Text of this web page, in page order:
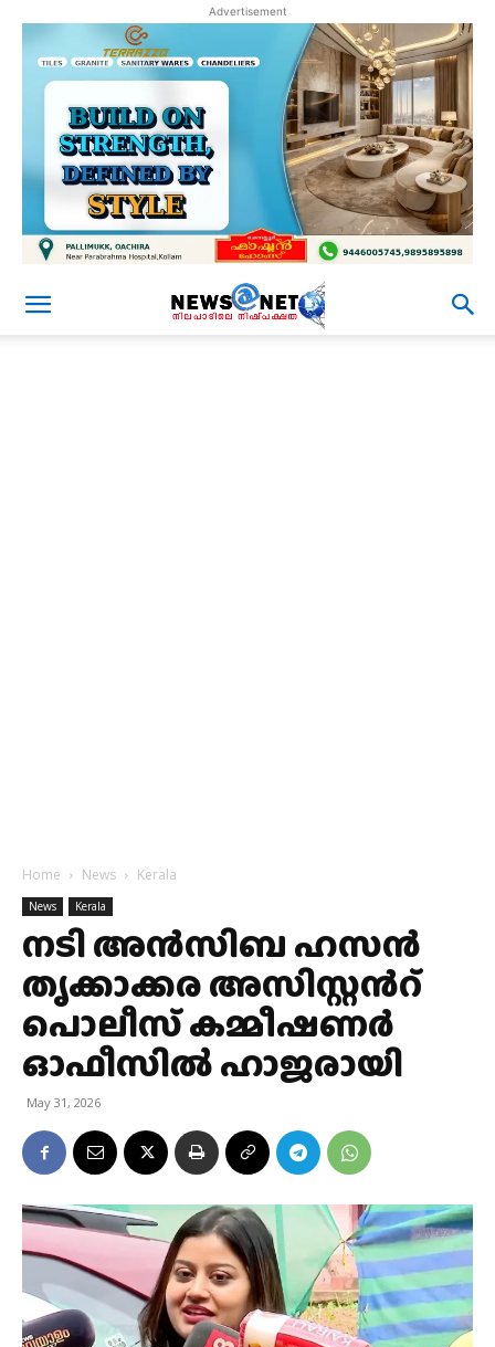
Advertisement
Home News Kerala
News Kerala
നടി അൻസിബ ഹസൻ
തൃക്കാക്കര അസിസ്റ്റന്‍റ്
പൊലീസ് കമ്മീഷണർ
ഓഫീസിൽ ഹാജരായി
May 31, 2026